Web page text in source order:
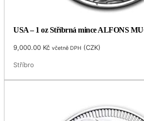
USA – 1 oz Stříbrná mince ALFONS
9,000.00 Kč včetně DPH (CZK)
Stříbro